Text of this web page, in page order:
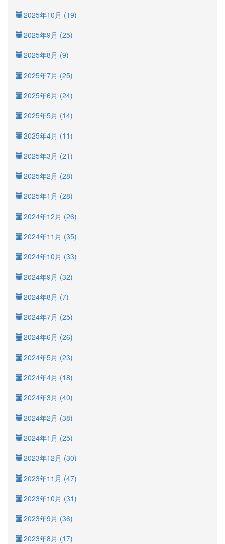
2025年10月 (19)
2025年9月 (25)
2025年8月 (9)
2025年7月 (25)
2025年6月 (24)
2025年5月 (14)
2025年4月 (11)
2025年3月 (21)
2025年2月 (28)
2025年1月 (28)
2024年12月 (26)
2024年11月 (35)
2024年10月 (33)
2024年9月 (32)
2024年8月 (7)
2024年7月 (25)
2024年6月 (26)
2024年5月 (23)
2024年4月 (18)
2024年3月 (40)
2024年2月 (38)
2024年1月 (25)
2023年12月 (30)
2023年11月 (47)
2023年10月 (31)
2023年9月 (36)
2023年8月 (17)